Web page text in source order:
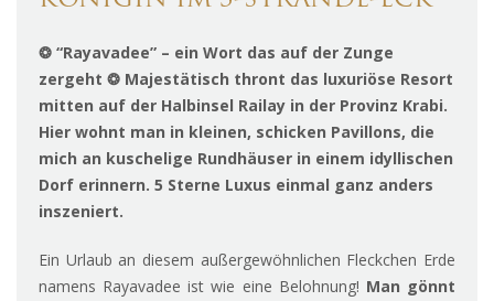
❂ “Rayavadee” – ein Wort das auf der Zunge
zergeht ❂ Majestätisch thront das luxuriöse Resort
mitten auf der Halbinsel Railay in der Provinz Krabi.
Hier wohnt man in kleinen, schicken Pavillons, die
mich an kuschelige Rundhäuser in einem idyllischen
Dorf erinnern. 5 Sterne Luxus einmal ganz anders
inszeniert.
Ein Urlaub an diesem außergewöhnlichen Fleckchen Erde
namens Rayavadee ist wie eine Belohnung! Man gönnt